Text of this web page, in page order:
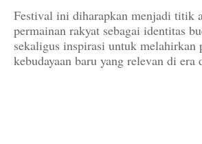
Festival ini diharapkan menjadi titik
permainan rakyat sebagai identitas
sekaligus inspirasi untuk melahirkan
kebudayaan baru yang relevan di era